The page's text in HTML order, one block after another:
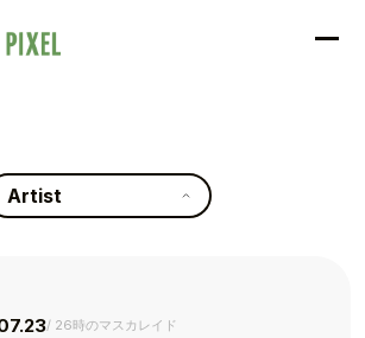
Artist
26時のマスカレイド